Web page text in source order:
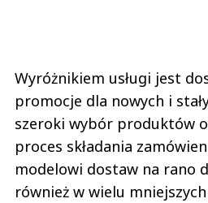
Wyróżnikiem usługi jest
promocje dla nowych i
szeroki wybór produktów
proces składania
modelowi dostaw na rano
również w wielu